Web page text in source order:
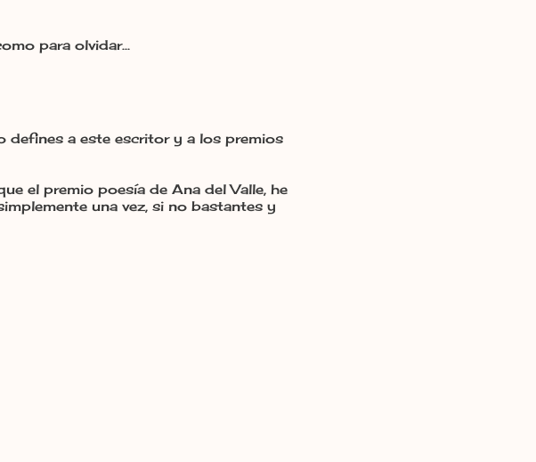
para olvidar...
defines a este escritor y a los premios
el premio poesía de Ana del Valle, he
una vez, si no bastantes y